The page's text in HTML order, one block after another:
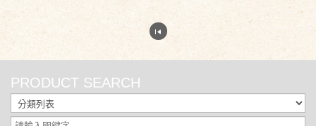
【檔案家】A4 加長型壓板20cm右中強力夾 兩色 OM-
FPP1G01C.E
售價：$117
PRODUCT SEARCH